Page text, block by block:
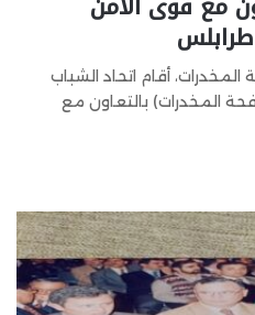
أقام اتحاد الشباب
المخدرات) بالتعاون مع